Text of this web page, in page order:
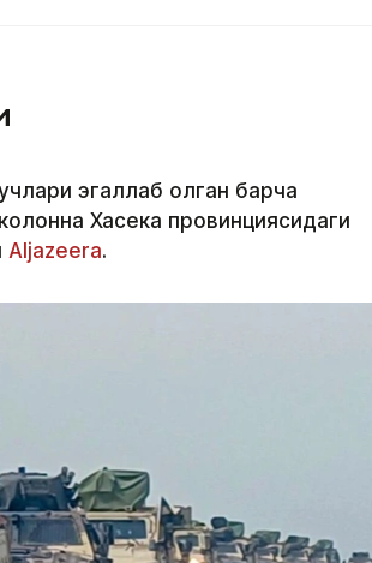
эгаллаб олган барча
Хасека провинциясидаги
Aljazeera.